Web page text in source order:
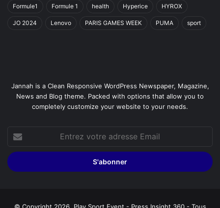
Formule1 Formule 1 health Hyperice HYROX
JO 2024 Lenovo PARIS GAMES WEEK PUMA sport
Jannah is a Clean Responsive WordPress Newspaper, Magazine,
News and Blog theme. Packed with options that allow you to
completely customize your website to your needs.
votre
adresse
Email